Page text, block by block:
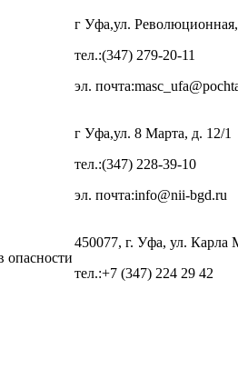
г Уфа,ул. Революционная,
тел.:(347) 279-20-11
эл.
г Уфа,ул. 8 Марта, д. 12/1
тел.:(347) 228-39-10
эл. почта:info@nii-bgd.ru
опасности
450077, г. Уфа, ул. Карла
тел.:+7 (347) 224 29 42